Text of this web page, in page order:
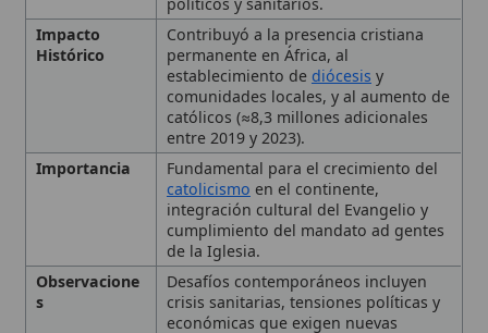
Fundamental para el crecimiento del
catolicismoen el continente,
integración cultural del Evangelio y
cumplimiento del mandato ad gentes
de la Iglesia.
Desafíos contemporáneos incluyen
crisis sanitarias, tensiones políticas y
económicas que exigen nuevas
estrategias pastorales y la creación de
nuevasdiócesis; la contribución de
congregaciones femeninas, como las
Hermanas deSan Joséde Cluny, se
destaca como novedad importante.
Tipo Evangelización
Ubicación África